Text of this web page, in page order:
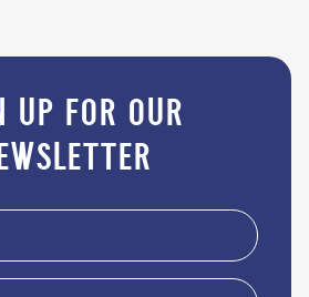
up for our